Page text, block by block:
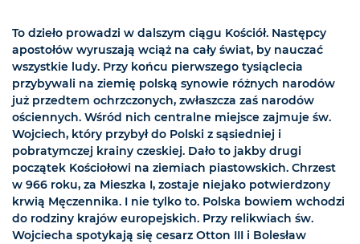
To dzieło prowadzi w dalszym ciągu Kościół. Następcy
apostołów wyruszają wciąż na cały świat, by nauczać
wszystkie ludy. Przy końcu pierwszego tysiąclecia
przybywali na ziemię polską synowie różnych narodów
już przedtem ochrzczonych, zwłaszcza zaś narodów
ościennych. Wśród nich centralne miejsce zajmuje św.
Wojciech, który przybył do Polski z sąsiedniej i
pobratymczej krainy czeskiej. Dało to jakby drugi
początek Kościołowi na ziemiach piastowskich. Chrzest
w 966 roku, za Mieszka I, zostaje niejako potwierdzony
krwią Męczennika. I nie tylko to. Polska bowiem wchodzi
do rodziny krajów europejskich. Przy relikwiach św.
Wojciecha spotykają się cesarz Otton III i Bolesław